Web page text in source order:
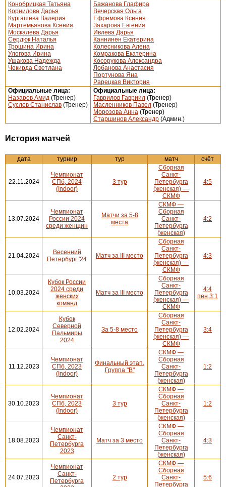
Конобрицкая Татьяна
Корнилова Дарья
Кургашева Валерия
Мартемьянова Ксения
Москалева Дарья
Сердюк Наталья
Трошина Ирина
Улогова Ирина
Ушакова Надежда
Чекирда Светлана
Бажанова Глафира
Вечерская Ольга
Ефремова Ксения
Захарова Евгения
Ивлева Дарья
Каннинен Екатерина
Колесникова Алена
Комракова Екатерина
Косорукова Александра
Лобанова Анастасия
Портунова Яна
Рарецкая Виктория
Официальные лица:
Назаров Амид (Тренер)
Суслов Станислав (Тренер)
Официальные лица:
Гаврилов Гавриил (Тренер)
Масленников Павел (Тренер)
Морозова Анна (Тренер)
Старшинов Александр (Админ.)
История матчей
дата турнир тур матч счёт
22.11.2024
Чемпионат
СПб, 2024
(Indoor)
3 тур
Сборная
Санкт-
Петербурга
(женская) —
СКМФ
4:5
13.07.2024
Чемпионат
России 2024
среди женщин
Матчи за 5-8
места
СКМФ —
Сборная
Санкт-
Петербурга
(женская)
4:2
21.04.2024
Весенний
Петербург '24
Матч за III место
Сборная
Санкт-
Петербурга
(женская) —
СКМФ
4:3
10.03.2024
Кубок России
2024 среди
женских
команд
Матч за III место
Сборная
Санкт-
Петербурга
(женская) —
СКМФ
4:4
пен.3:1
12.02.2024
Кубок
Северной
Пальмиры
2024
За 5-8 место
Сборная
Санкт-
Петербурга
(женская) —
СКМФ
3:4
11.12.2023
Чемпионат
СПб, 2023
(Indoor)
Финальный этап.
Группа "В"
СКМФ —
Сборная
Санкт-
Петербурга
(женская)
1:2
30.10.2023
Чемпионат
СПб, 2023
(Indoor)
3 тур
СКМФ —
Сборная
Санкт-
Петербурга
(женская)
1:2
18.08.2023
Чемпионат
Санкт-
Петербурга
2023
Матч за 3 место
СКМФ —
Сборная
Санкт-
Петербурга
(женская)
4:3
24.07.2023
Чемпионат
Санкт-
Петербурга
2 тур
СКМФ —
Сборная
Санкт-
Петербурга
5:6